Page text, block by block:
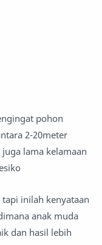
pohon
2-20meter
lama kelamaan
inilah kenyataan
anak muda
dan hasil lebih